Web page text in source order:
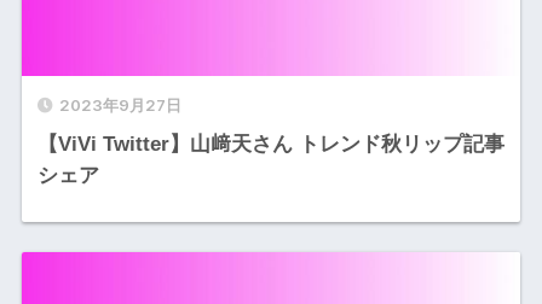
2023年9月27日
【ViVi Twitter】山﨑天さん トレンド秋リップ記事
シェア